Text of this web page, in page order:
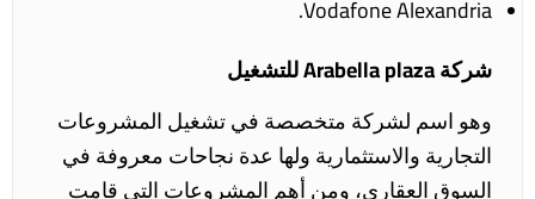
Vodafone Alexandria.
شركة Arabella plaza للتشغيل
وهو اسم لشركة متخصصة في تشغيل المشروعات
التجارية والاستثمارية ولها عدة نجاحات معروفة في
السوق العقاري، ومن أهم المشروعات التي قامت